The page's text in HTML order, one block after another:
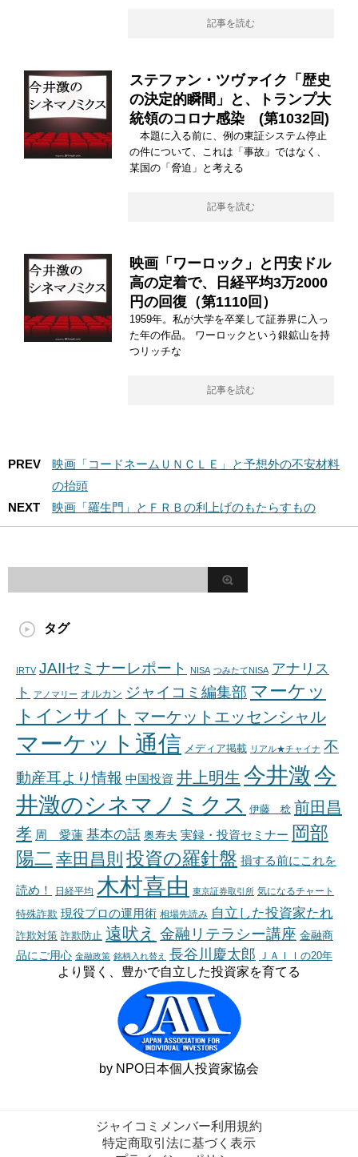
記事を読む
ステファン・ツヴァイク「歴史
の決定的瞬間」と、トランプ大
統領のコロナ感染 (第1032回)
本題に入る前に、例の東証システム停止
の件について、これは「事故」ではなく、
某国の「脅迫」と考える
記事を読む
映画「ワーロック」と円安ドル
高の定着で、日経平均3万2000
円の回復（第1110回）
1959年。私が大学を卒業して証券界に入っ
た年の作品。 ワーロックという銀鉱山を持
つリッチな
記事を読む
PREV
映画「コードネームＵＮＣＬＥ」と予想外の不安材料
の抬頭
NEXT
映画「羅生門」とＦＲＢの利上げのもたらすもの
タグ
IRTV JAIIセミナーレポート NISA つみたてNISA アナリス
ト
アノマリー オルカン ジャイコミ編集部 マーケッ
トインサイト マーケットエッセンシャル
マーケット通信 メディア掲載 リアル★チャイナ 不
動産耳より情報 中国投資 井上明生 今井澂今
井澂のシネマノミクス 伊藤 稔 前田昌
孝 周 愛蓮 基本の話 奥寿夫 実録・投資セミナー 岡部
陽二 幸田昌則 投資の羅針盤 損する前にこれを
読め！ 日経平均 木村喜由 東京証券取引所 気になるチャート
特殊詐欺 現役プロの運用術 相場先読み 自立した投資家たれ
詐欺対策 詐欺防止 遠吠え 金融リテラシー講座 金融商
品にご用心 金融政策 銘柄入れ替え 長谷川慶太郎 ＪＡＩＩの20年
より賢く、豊かで自立した投資家を育てる
by NPO日本個人投資家協会
ジャイコミメンバー利用規約
特定商取引法に基づく表示